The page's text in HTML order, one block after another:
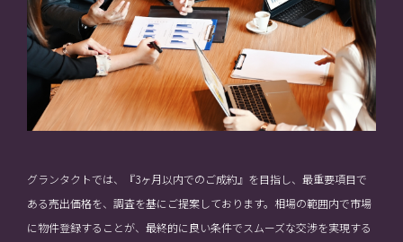
グランタクトでは、『3ヶ月以内でのご成約』を目指し、最重要項目で
ある売出価格を、調査を基にご提案しております。相場の範囲内で市場
に物件登録することが、最終的に良い条件でスムーズな交渉を実現する